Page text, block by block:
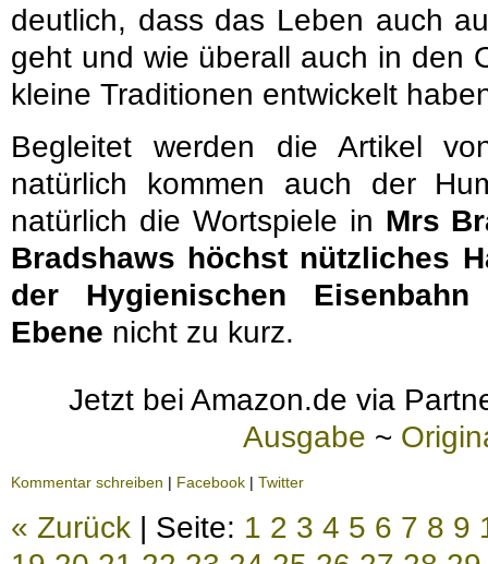
deutlich, dass das Leben auch
geht und wie überall auch in den
kleine Traditionen entwickelt
Begleitet werden die Artikel
natürlich kommen auch der
natürlich die Wortspiele in Mrs
Bradshaws höchst nützliches
der Hygienischen
Ebene nicht zu kurz.
Jetzt bei Amazon.de via
Ausgabe ~
Kommentar schreiben | Facebook | Twitter
« Zurück | Seite: 1 2 3 4 5 6 7 8 9